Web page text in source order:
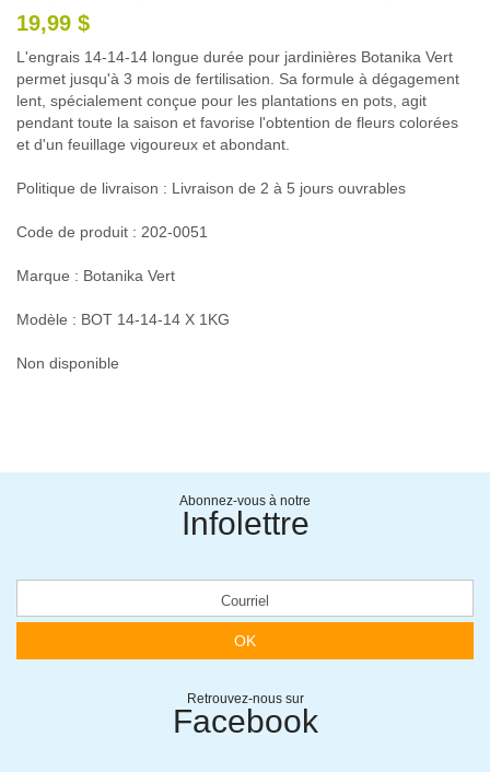
19,99 $
L'engrais 14-14-14 longue durée pour jardinières Botanika Vert
permet jusqu'à 3 mois de fertilisation. Sa formule à dégagement
lent, spécialement conçue pour les plantations en pots, agit
pendant toute la saison et favorise l'obtention de fleurs colorées
et d'un feuillage vigoureux et abondant.
Politique de livraison : Livraison de 2 à 5 jours ouvrables
Code de produit : 202-0051
Marque : Botanika Vert
Modèle : BOT 14-14-14 X 1KG
Non disponible
Abonnez-vous à notre
Infolettre
OK
Retrouvez-nous sur
Facebook